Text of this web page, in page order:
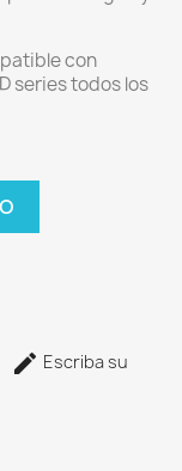
con
series todos los
Escriba su